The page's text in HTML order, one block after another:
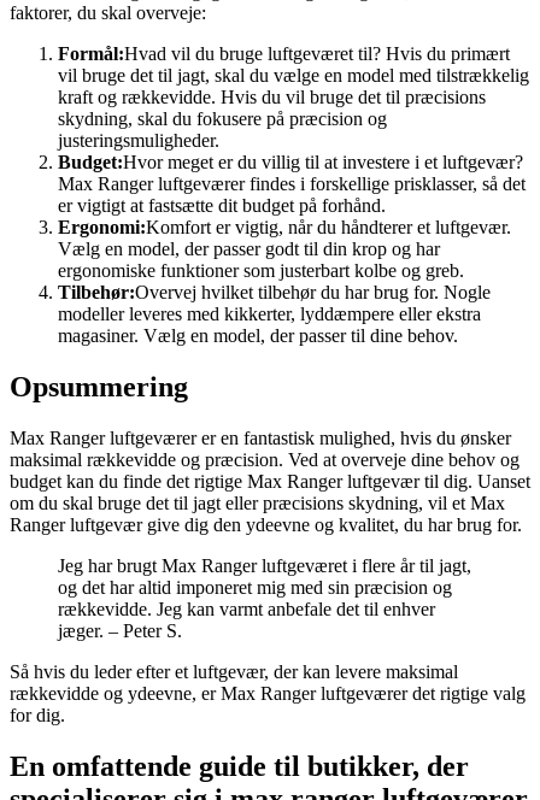
faktorer, du skal overveje:
Formål:Hvad vil du bruge luftgeværet til? Hvis du primært
vil bruge det til jagt, skal du vælge en model med tilstrækkelig
kraft og rækkevidde. Hvis du vil bruge det til præcisions
skydning, skal du fokusere på præcision og
justeringsmuligheder.
Budget:Hvor meget er du villig til at investere i et luftgevær?
Max Ranger luftgeværer findes i forskellige prisklasser, så det
er vigtigt at fastsætte dit budget på forhånd.
Ergonomi:Komfort er vigtig, når du håndterer et luftgevær.
Vælg en model, der passer godt til din krop og har
ergonomiske funktioner som justerbart kolbe og greb.
Tilbehør:Overvej hvilket tilbehør du har brug for. Nogle
modeller leveres med kikkerter, lyddæmpere eller ekstra
magasiner. Vælg en model, der passer til dine behov.
Opsummering
Max Ranger luftgeværer er en fantastisk mulighed, hvis du ønsker
maksimal rækkevidde og præcision. Ved at overveje dine behov og
budget kan du finde det rigtige Max Ranger luftgevær til dig. Uanset
om du skal bruge det til jagt eller præcisions skydning, vil et Max
Ranger luftgevær give dig den ydeevne og kvalitet, du har brug for.
Jeg har brugt Max Ranger luftgeværet i flere år til jagt,
og det har altid imponeret mig med sin præcision og
rækkevidde. Jeg kan varmt anbefale det til enhver
jæger. – Peter S.
Så hvis du leder efter et luftgevær, der kan levere maksimal
rækkevidde og ydeevne, er Max Ranger luftgeværer det rigtige valg
for dig.
En omfattende guide til butikker, der